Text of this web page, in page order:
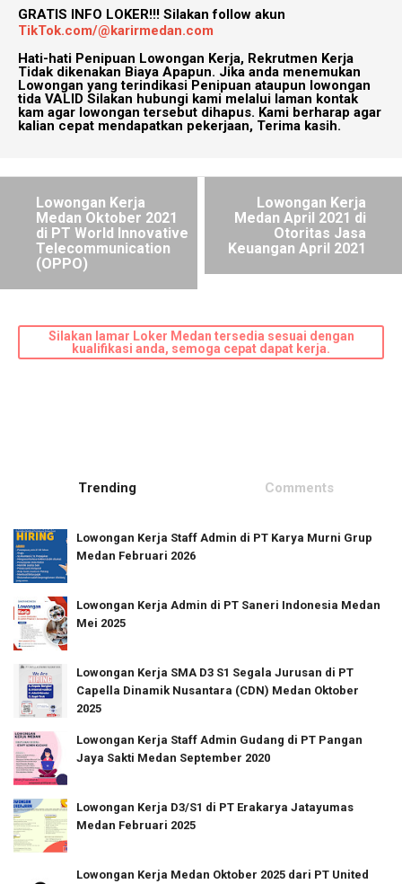
GRATIS INFO LOKER!!! Silakan follow akun
TikTok.com/@karirmedan.com
Hati-hati Penipuan Lowongan Kerja, Rekrutmen Kerja
Tidak dikenakan Biaya Apapun. Jika anda menemukan
Lowongan yang terindikasi Penipuan ataupun lowongan
tida VALID Silakan hubungi kami melalui laman kontak
kam agar lowongan tersebut dihapus. Kami berharap agar
kalian cepat mendapatkan pekerjaan, Terima kasih.
Lowongan Kerja
Medan Oktober 2021
di PT World Innovative
Telecommunication
(OPPO)
Lowongan Kerja
Medan April 2021 di
Otoritas Jasa
Keuangan April 2021
Silakan lamar Loker Medan tersedia sesuai dengan
kualifikasi anda, semoga cepat dapat kerja.
Trending Comments
Lowongan Kerja Staff Admin di PT Karya Murni Grup
Medan Februari 2026
Lowongan Kerja Admin di PT Saneri Indonesia Medan
Mei 2025
Lowongan Kerja SMA D3 S1 Segala Jurusan di PT
Capella Dinamik Nusantara (CDN) Medan Oktober
2025
Lowongan Kerja Staff Admin Gudang di PT Pangan
Jaya Sakti Medan September 2020
Lowongan Kerja D3/S1 di PT Erakarya Jatayumas
Medan Februari 2025
Lowongan Kerja Medan Oktober 2025 dari PT United